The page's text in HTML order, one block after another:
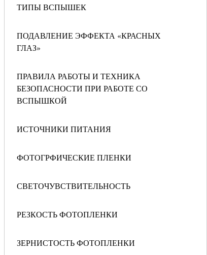
ТИПЫ ВСПЫШЕК
ПОДАВЛЕНИЕ ЭФФЕКТА «КРАСНЫХ
ГЛАЗ»
ПРАВИЛА РАБОТЫ И ТЕХНИКА
БЕЗОПАСНОСТИ ПРИ РАБОТЕ СО
ВСПЫШКОЙ
ИСТОЧНИКИ ПИТАНИЯ
ФОТОГРФИЧЕСКИЕ ПЛЕНКИ
СВЕТОЧУВСТВИТЕЛЬНОСТЬ
РЕЗКОСТЬ ФОТОПЛЕНКИ
ЗЕРНИСТОСТЬ ФОТОПЛЕНКИ